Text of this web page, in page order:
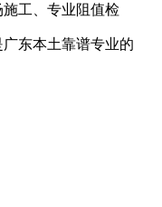
工、专业阻值检
东本土靠谱专业的